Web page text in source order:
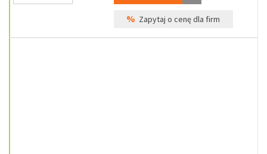
% Zapytaj o cenę dla firm